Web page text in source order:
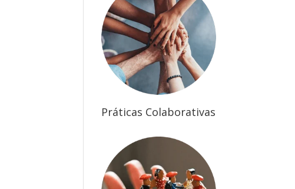
Práticas Colaborativas